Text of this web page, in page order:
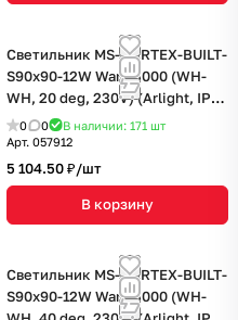
Светильник MS-VORTEX-BUILT-
S90x90-12W Warm3000 (WH-
WH, 20 deg, 230V) (Arlight, IP20
Металл, 5 лет)
0 0 В наличии: 171 шт
Арт. 057912
5 104.50 ₽/шт
В корзину
Светильник MS-VORTEX-BUILT-
S90x90-12W Warm3000 (WH-